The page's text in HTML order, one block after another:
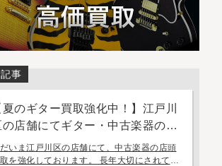
事
夏のギター買取強化中！】江戸川
の店舗にてギター・中古楽器の店
買取・持ち込み査定を強化してお
ます。
いま江戸川区の店舗にて、中古楽器の店頭
を強化しております。 長年大切にされてき